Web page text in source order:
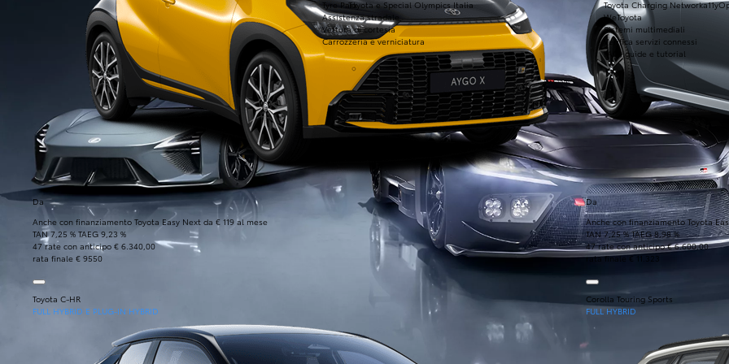
Da
Anche con finanziamento Toyota Easy Next da € 119 al mese
TAN 7,25 % TAEG 9,23 %
47 rate con anticipo € 6.340,00
rata finale € 9550
Da
Anche con finanziamento Toyota
TAN 7,25 % TAEG 8,98 %
47 rate con anticipo € 6.600,00
rata finale € 11.323
Toyota C-HR
FULL HYBRID E PLUG-IN HYBRID
Corolla Touring Sports
FULL HYBRID
Tyre Park
Assistenza stradale
Vettura di cortesia
Carrozzeria e verniciatura
Toyota Charging Network
WeToyota
Sistemi multimediali
Verifica servizi connessi
FAQ, guide e tutorial
Toyota e Special Olympics Italia